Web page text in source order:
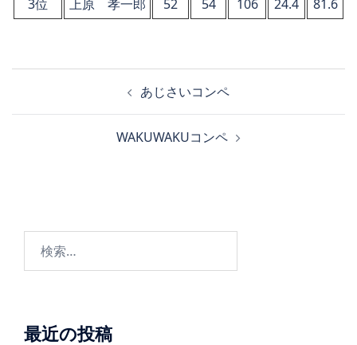
3位
上原 孝一郎 52 54 106 24.4 81.6
ョ
あじさいコンペ
WAKUWAKUコンペ
最近の投稿